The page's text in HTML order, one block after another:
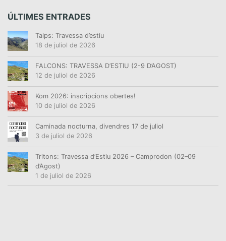
ÚLTIMES ENTRADES
Talps: Travessa d’estiu
18 de juliol de 2026
FALCONS: TRAVESSA D’ESTIU (2-9 D’AGOST)
12 de juliol de 2026
Kom 2026: inscripcions obertes!
10 de juliol de 2026
Caminada nocturna, divendres 17 de juliol
3 de juliol de 2026
Tritons: Travessa d’Estiu 2026 – Camprodon (02–09
d’Agost)
1 de juliol de 2026